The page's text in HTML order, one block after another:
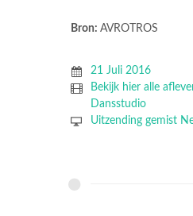
Bron: AVROTROS
21 Juli 2016
Bekijk hier alle
Dansstudio
Uitzending gemist